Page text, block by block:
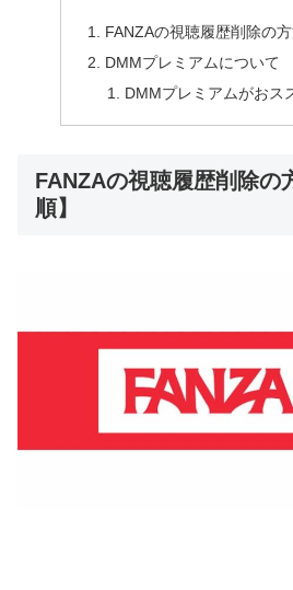
FANZAの視聴履歴削除の方
DMMプレミアムについて
DMMプレミアムがおス
FANZAの視聴履歴削除の
順】